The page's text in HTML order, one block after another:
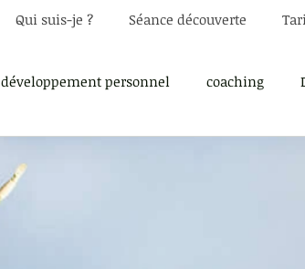
Qui suis-je ? Séance découverte
développement personnel coaching